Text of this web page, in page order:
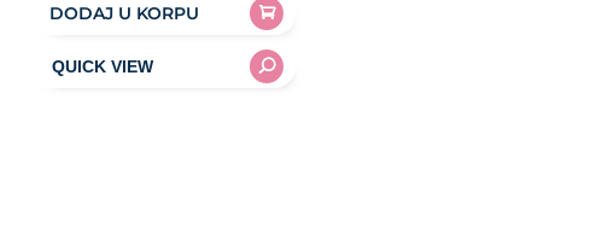
20,90KM.
DODAJ U KORPU